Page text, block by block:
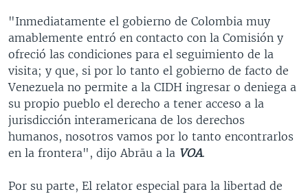
"Inmediatamente el gobierno de Colombia muy
amablemente entró en contacto con la Comisión y
ofreció las condiciones para el seguimiento de la
visita; y que, si por lo tanto el gobierno de facto de
Venezuela no permite a la CIDH ingresar o deniega a
su propio pueblo el derecho a tener acceso a la
jurisdicción interamericana de los derechos
humanos, nosotros vamos por lo tanto encontrarlos
en la frontera", dijo Abrāu a la VOA.
Por su parte, El relator especial para la libertad de